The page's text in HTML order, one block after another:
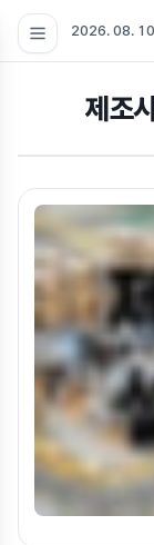
2026. 08.
제조